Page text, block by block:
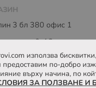
3 бл 380 офис 1
- петък 9-18 часа
използва
предоставим по-добро
върху начина, по
ЗА ПОЛЗВАНЕ И